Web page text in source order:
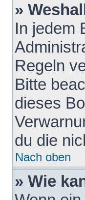
»
In jedem
Regeln
Bitte
dieses
du die
Nach oben
» Wie